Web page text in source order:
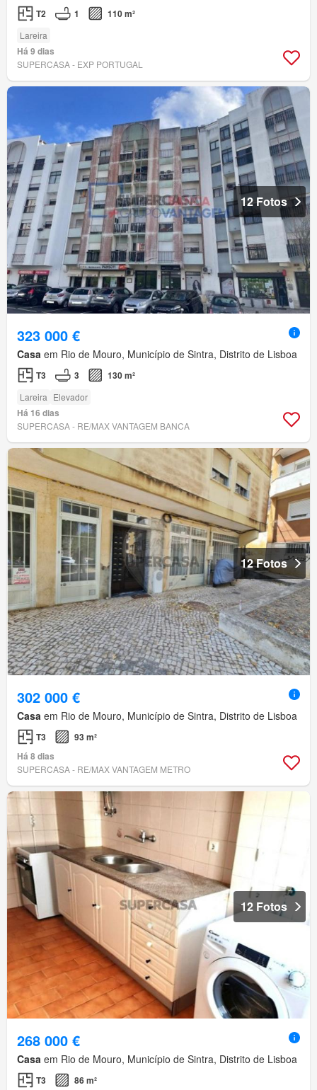
T2 1 110 m²
Lareira
Há 9 dias
SUPERCASA - EXP PORTUGAL
12 Fotos
323 000 €
Casa em Rio de Mouro, Município de Sintra, Distrito de Lisboa
T3 3 130 m²
Lareira Elevador
Há 16 dias
SUPERCASA - RE/MAX VANTAGEM BANCA
12 Fotos
302 000 €
Casa em Rio de Mouro, Município de Sintra, Distrito de Lisboa
T3
93 m²
Há 8 dias
SUPERCASA - RE/MAX VANTAGEM METRO
12 Fotos
268 000 €
Casa em Rio de Mouro, Município de Sintra, Distrito de Lisboa
T3 86 m²